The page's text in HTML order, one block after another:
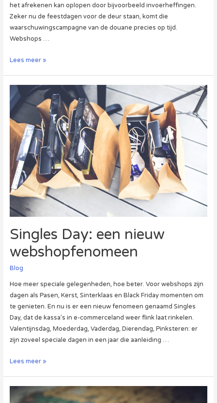
het afrekenen kan oplopen door bijvoorbeeld invoerheffingen.
Zeker nu de feestdagen voor de deur staan, komt die
waarschuwingscampagne van de douane precies op tijd.
Webshops …
Douane
over
bijkomende
Lees meer »
Singles Day: een nieuw
webshopfenomeen
Blog
Hoe meer speciale gelegenheden, hoe beter. Voor webshops zijn
dagen als Pasen, Kerst, Sinterklaas en Black Friday momenten om
te genieten. En nu is er een nieuw fenomeen genaamd Singles
Day, dat de kassa’s in e-commerceland weer flink laat rinkelen.
Valentijnsdag, Moederdag, Vaderdag, Dierendag, Pinksteren: er
zijn zoveel speciale dagen in een jaar die aanleiding …
Singles
Lees meer »